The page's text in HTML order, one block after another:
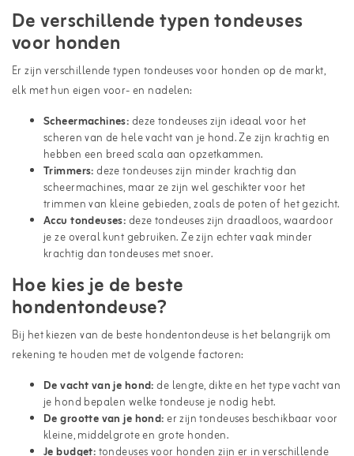
De verschillende typen tondeuses
voor honden
Er zijn verschillende typen tondeuses voor honden op de markt,
elk met hun eigen voor- en nadelen:
Scheermachines:deze tondeuses zijn ideaal voor het
scheren van de hele vacht van je hond. Ze zijn krachtig en
hebben een breed scala aan opzetkammen.
Trimmers:deze tondeuses zijn minder krachtig dan
scheermachines, maar ze zijn wel geschikter voor het
trimmen van kleine gebieden, zoals de poten of het gezicht.
Accu tondeuses:deze tondeuses zijn draadloos, waardoor
je ze overal kunt gebruiken. Ze zijn echter vaak minder
krachtig dan tondeuses met snoer.
Hoe kies je de beste
hondentondeuse?
Bij het kiezen van de beste hondentondeuse is het belangrijk om
rekening te houden met de volgende factoren:
De vacht van je hond:de lengte, dikte en het type vacht van
je hond bepalen welke tondeuse je nodig hebt.
De grootte van je hond:er zijn tondeuses beschikbaar voor
kleine, middelgrote en grote honden.